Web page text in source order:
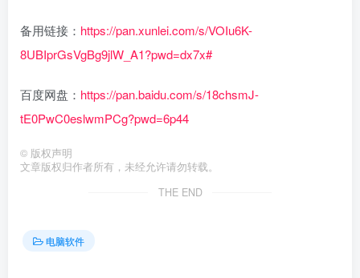
备用链接： https://pan.xunlei.com/s/VOIu6K-
8UBIprGsVgBg9jlW_A1?pwd=dx7x#
百度网盘： https://pan.baidu.com/s/18chsmJ-
tE0PwC0eslwmPCg?pwd=6p44
© 版权声明
文章版权归作者所有，未经允许请勿转载。
THE END
电脑软件